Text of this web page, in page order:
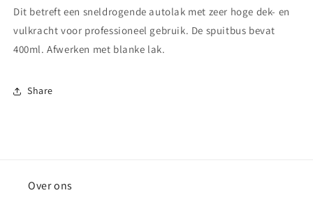
Dit betreft een sneldrogende autolak met zeer hoge dek- en
vulkracht voor professioneel gebruik. De spuitbus bevat
400ml. Afwerken met blanke lak.
Share
Over ons